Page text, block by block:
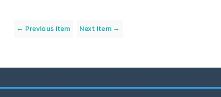
← Previous Item Next Item →